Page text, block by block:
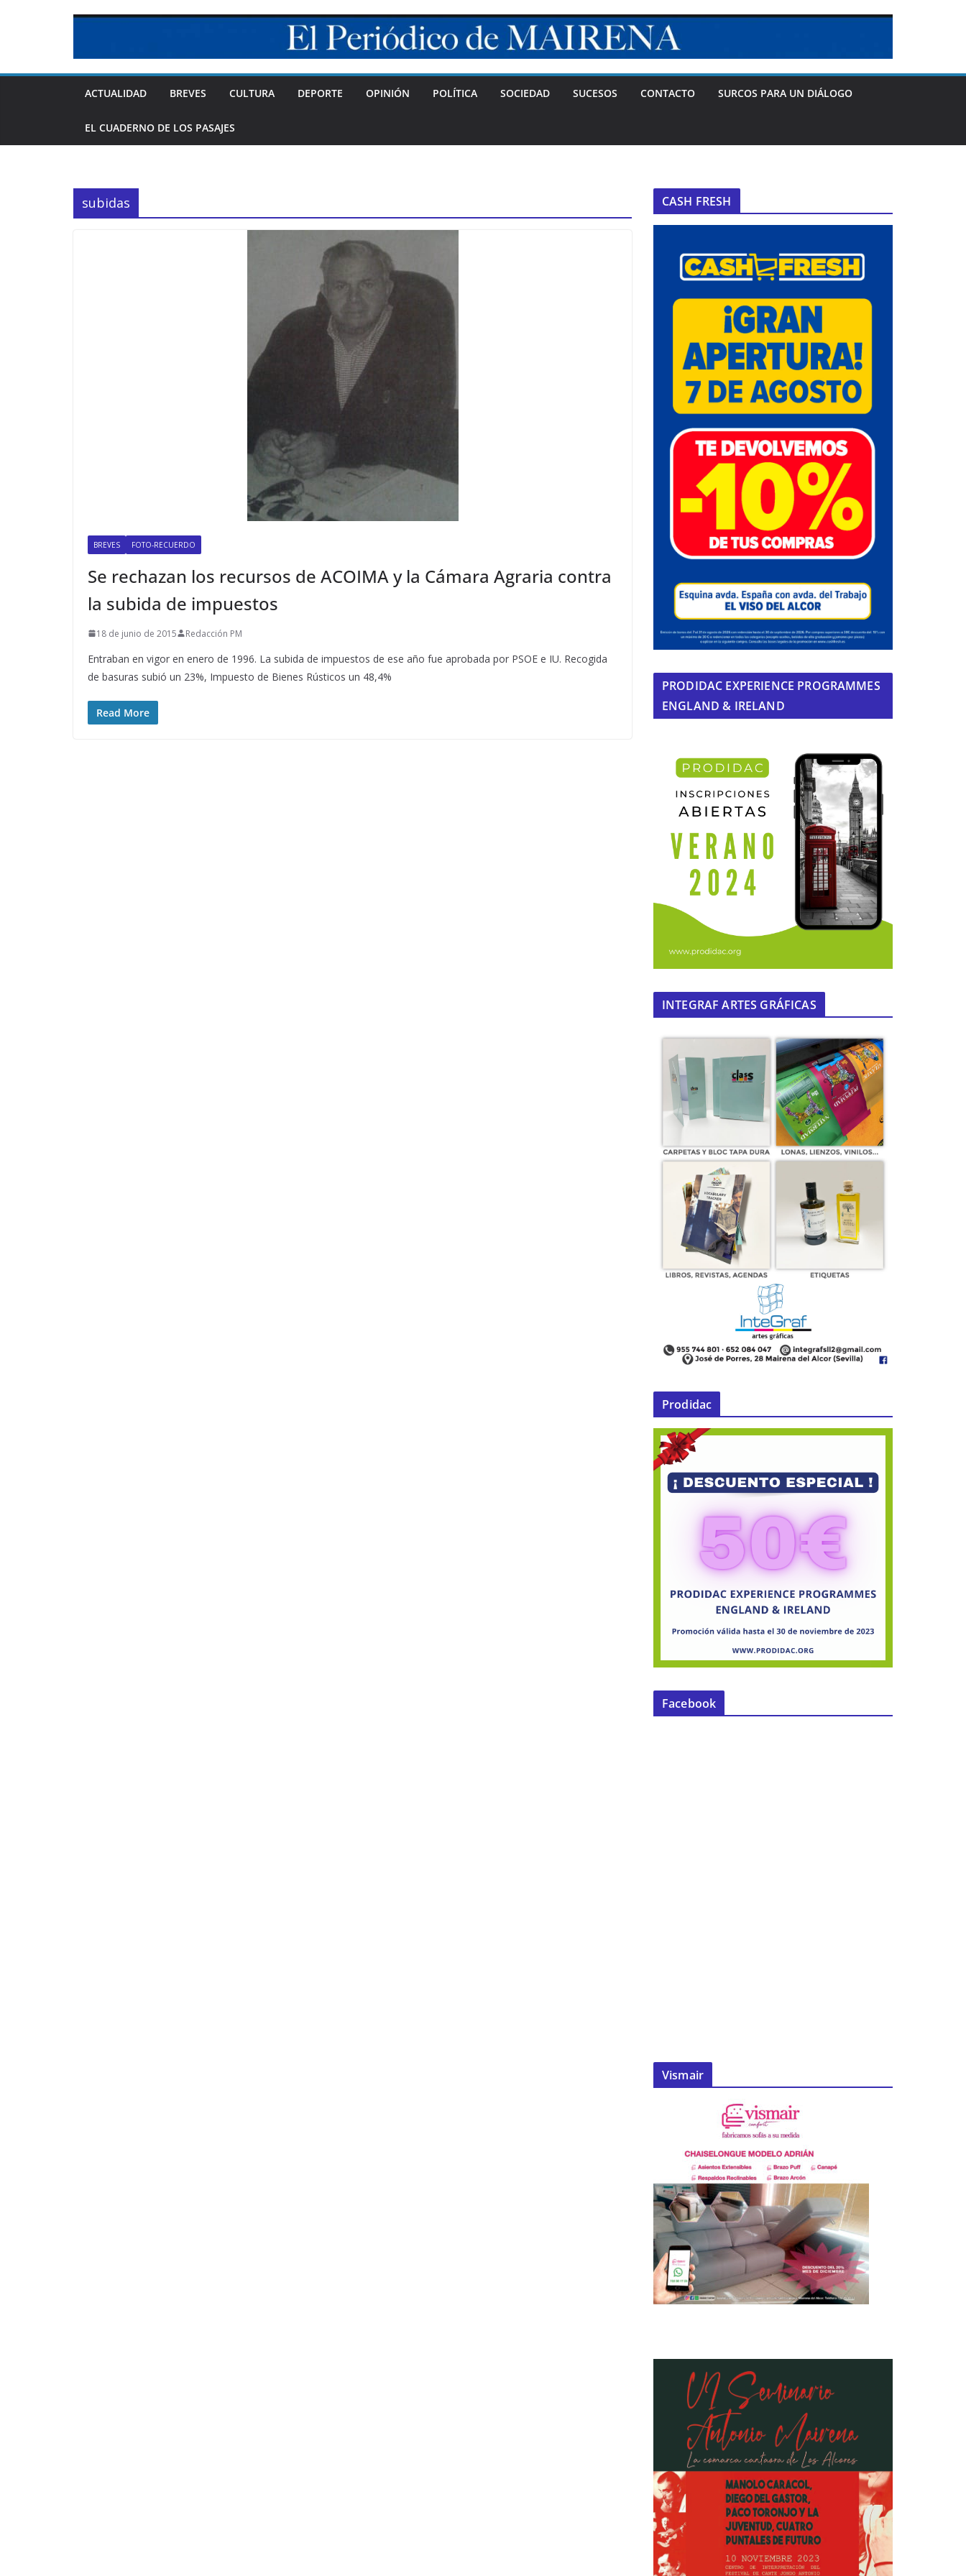
ACTUALIDAD BREVES CULTURA DEPORTE OPINIÓN POLÍTICA SOCIEDAD SUCESOS CONTACTO SURCOS PARA UN DIÁLOGO
EL CUADERNO DE LOS PASAJES
subidas
BREVES FOTO-RECUERDO
Se rechazan los recursos de ACOIMA y la Cámara Agraria contra
la subida de impuestos
18 de junio de 2015 Redacción PM
Entraban en vigor en enero de 1996. La subida de impuestos de ese año fue aprobada por PSOE e IU. Recogida
de basuras subió un 23%, Impuesto de Bienes Rústicos un 48,4%
Read More
CASH FRESH
PRODIDAC EXPERIENCE PROGRAMMES
ENGLAND & IRELAND
INTEGRAF ARTES GRÁFICAS
Prodidac
Facebook
Vismair